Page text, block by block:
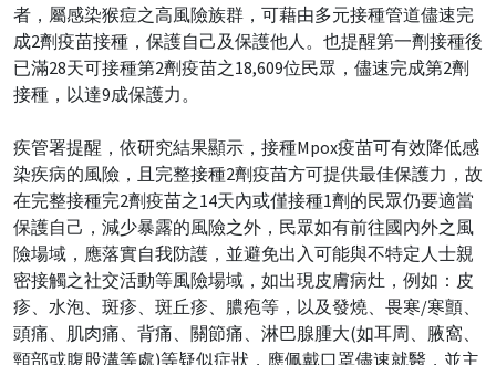
者，屬感染猴痘之高風險族群，可藉由多元接種管道儘速完
成2劑疫苗接種，保護自己及保護他人。也提醒第一劑接種後
已滿28天可接種第2劑疫苗之18,609位民眾，儘速完成第2劑
接種，以達9成保護力。
疾管署提醒，依研究結果顯示，接種Mpox疫苗可有效降低感
染疾病的風險，且完整接種2劑疫苗方可提供最佳保護力，故
在完整接種完2劑疫苗之14天內或僅接種1劑的民眾仍要適當
保護自己，減少暴露的風險之外，民眾如有前往國內外之風
險場域，應落實自我防護，並避免出入可能與不特定人士親
密接觸之社交活動等風險場域，如出現皮膚病灶，例如：皮
疹、水泡、斑疹、斑丘疹、膿疱等，以及發燒、畏寒/寒顫、
頭痛、肌肉痛、背痛、關節痛、淋巴腺腫大(如耳周、腋窩、
頸部或腹股溝等處)等疑似症狀，應佩戴口罩儘速就醫，並主